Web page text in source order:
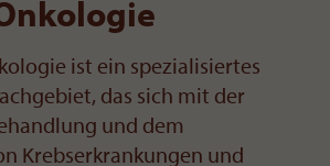
ist ein spezialisiertes
das sich mit der
und dem
Krebserkrankungen und